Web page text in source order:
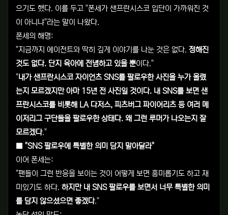
으기도 했다. 이를 두고 "폰세가 샌프란시스코 입단이 가까워진 것
이 아니냐"라는 말이 나왔다.
폰세의 해명:
"지금까지 에이전트와 딱히 깊게 이야기를 나눈 것은 없다. 정해진
것도 없다. 단지 육아에 전념하고 있을 뿐이다."
"내가 샌프란시스코 자이언츠 SNS를 팔로우한 사진을 누가 올렸
는지 모르겠지만 아마 15년 전 사진일 것이다. 내 SNS를 보면 샌
프란시스코를 비롯해 LA 다저스, 피츠버그 파이어리츠 등 여러 메
이저리그 구단들을 팔로우한 상태다. 왜 그런 루머가 나오는지 잘
모르겠다."
■ "SNS 팔로우에 특별한 의미 담지 말아달라"
이어 폰세는:
"팬들이 그런 반응을 보이는 것이 어떻게 보면 흥미롭기도 하고 재
미있기도 하다. 하지만 내 SNS 팔로우를 보면서 너무 특별한 의미
를 담지 않으셨으면 좋겠다."